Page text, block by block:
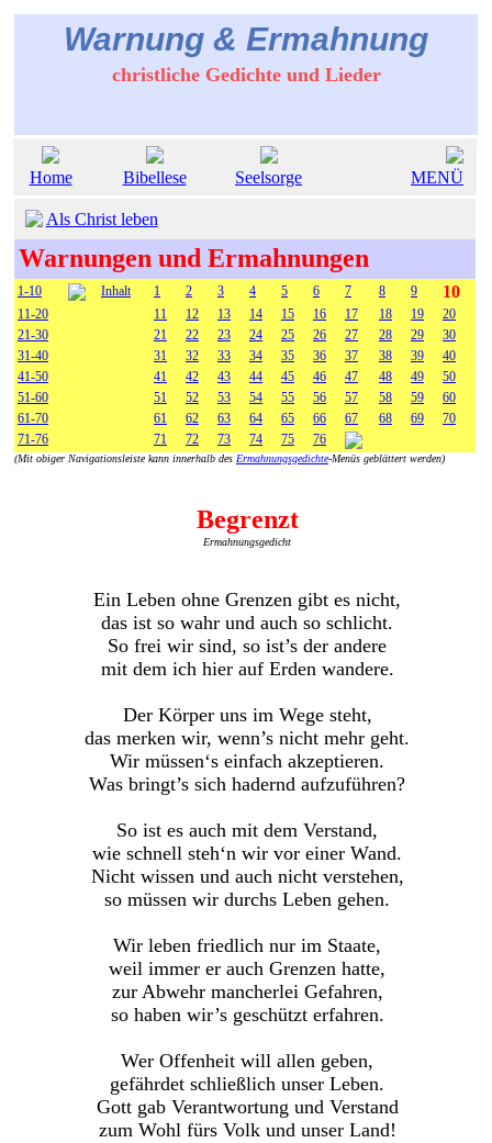
Warnung & Ermahnung
christliche Gedichte und Lieder
Home Bibellese Seelsorge MENÜ
Als Christ leben
Warnungen und Ermahnungen
1-10 Inhalt 1 2 3 4 5 6 7 8 9 10
11-20 11 12 13 14 15 16 17 18 19
20
21-30
21 22 23 24 25 26 27 28 29
30
31-40
31 32 33 34 35 36 37 38 39
40
41-50
41 42 43 44 45 46 47 48 49
50
51-60
51 52 53 54 55 56 57 58 59
60
61-70
61 62 63 64 65 66 67 68 69
70
71-76
71 72 73 74 75 76
(Mit obiger Navigationsleiste kann innerhalb des Ermahnungsgedichte-Menüs geblättert werden)
Begrenzt
Ermahnungsgedicht
Ein Leben ohne Grenzen gibt es nicht,
das ist so wahr und auch so schlicht.
So frei wir sind, so ist’s der andere
mit dem ich hier auf Erden wandere.
Der Körper uns im Wege steht,
das merken wir, wenn’s nicht mehr geht.
Wir müssen‘s einfach akzeptieren.
Was bringt’s sich hadernd aufzuführen?
So ist es auch mit dem Verstand,
wie schnell steh‘n wir vor einer Wand.
Nicht wissen und auch nicht verstehen,
so müssen wir durchs Leben gehen.
Wir leben friedlich nur im Staate,
weil immer er auch Grenzen hatte,
zur Abwehr mancherlei Gefahren,
so haben wir’s geschützt erfahren.
Wer Offenheit will allen geben,
gefährdet schließlich unser Leben.
Gott gab Verantwortung und Verstand
zum Wohl fürs Volk und unser Land!